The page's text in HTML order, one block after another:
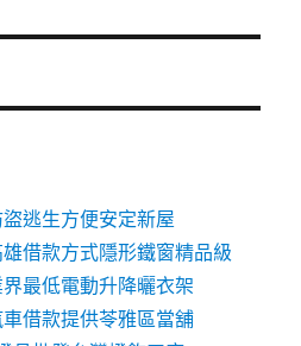
逃生方便安定新屋
借款方式隱形鐵窗精品級
最低電動升降曬衣架
借款提供苓雅區當舖